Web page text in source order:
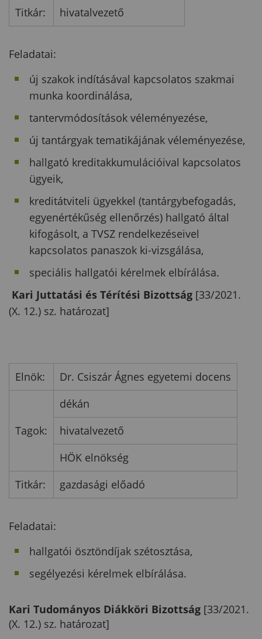
Titkár:
hivatalvezető
Feladatai:
új szakok indításával kapcsolatos szakmai
munka koordinálása,
tantervmódosítások véleményezése,
új tantárgyak tematikájának véleményezése,
hallgató kreditakkumulációival kapcsolatos
ügyeik,
kreditátviteli ügyekkel (tantárgybefogadás,
egyenértékűség ellenőrzés) hallgató által
kifogásolt, a TVSZ rendelkezéseivel
kapcsolatos panaszok ki-vizsgálása,
speciális hallgatói kérelmek elbírálása.
Kari Juttatási és Térítési Bizottság [33/2021.
(X. 12.) sz. határozat]
Elnök: Dr. Csiszár Ágnes egyetemi docens
Tagok:
dékán
hivatalvezető
HÖK elnökség
Titkár:
gazdasági előadó
Feladatai:
hallgatói ösztöndíjak szétosztása,
segélyezési kérelmek elbírálása.
Kari Tudományos Diákköri Bizottság [33/2021.
(X. 12.) sz. határozat]